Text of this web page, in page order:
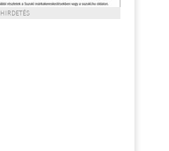
HIRDETÉS